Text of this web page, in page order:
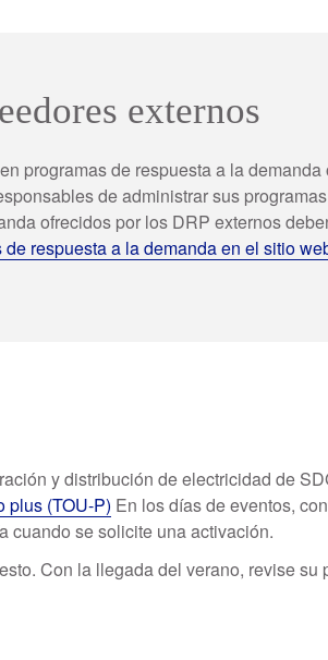
externos
programas de respuesta a la demanda
de administrar sus
ofrecidos por los DRP externos
respuesta a la demanda en el sitio
y distribución de electricidad de
plus (TOU-P) En los días de eventos,
cuando se solicite una activación.
Con la llegada del verano, revise su